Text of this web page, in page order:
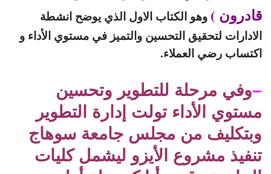
قادرون ) وهو الكتاب الاول الذي يوضح انشطة
الادارات لتحقيق التحسين والتميز في مستوي الأداء و
اكتساب رضي العملاء.
–وفي مرحلة للتطوير وتحسين
مستوي الأداء تولت إدارة التطوير
وبتكليف من مجلس جامعة سوهاج
تنفيذ مشروع الأيزو ليشمل كليات